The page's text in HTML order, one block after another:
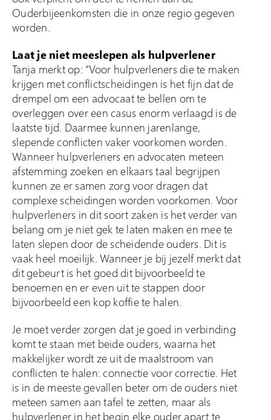
Ouderbijeenkomsten die in onze regio gegeven
worden.
Laat je niet meeslepen als hulpverlener
Tanja merkt op: “Voor hulpverleners die te maken
krijgen met conflictscheidingen is het fijn dat de
drempel om een advocaat te bellen om te
overleggen over een casus enorm verlaagd is de
laatste tijd. Daarmee kunnen jarenlange,
slepende conflicten vaker voorkomen worden.
Wanneer hulpverleners en advocaten meteen
afstemming zoeken en elkaars taal begrijpen
kunnen ze er samen zorg voor dragen dat
complexe scheidingen worden voorkomen. Voor
hulpverleners in dit soort zaken is het verder van
belang om je niet gek te laten maken en mee te
laten slepen door de scheidende ouders. Dit is
vaak heel moeilijk. Wanneer je bij jezelf merkt dat
dit gebeurt is het goed dit bijvoorbeeld te
benoemen en er even uit te stappen door
bijvoorbeeld een kop koffie te halen.
Je moet verder zorgen dat je goed in verbinding
komt te staan met beide ouders, waarna het
makkelijker wordt ze uit de maalstroom van
conflicten te halen: connectie voor correctie. Het
is in de meeste gevallen beter om de ouders niet
meteen samen aan tafel te zetten, maar als
hulpverlener in het begin elke ouder apart te